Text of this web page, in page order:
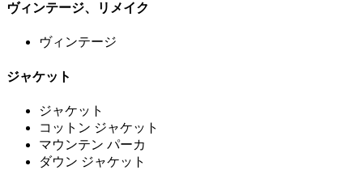
ヴィンテージ、リメイク
ヴィンテージ
ジャケット
ジャケット
コットン ジャケット
マウンテン パーカ
ダウン ジャケット